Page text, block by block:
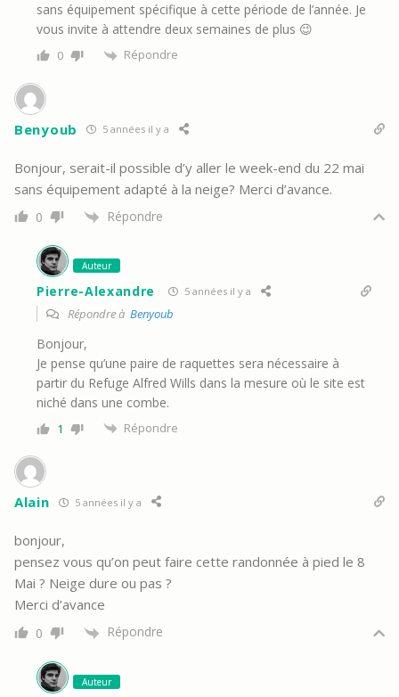
sans équipement spécifique à cette période de l’année. Je
vous invite à attendre deux semaines de plus 😉
0 Répondre
Benyoub 5 années il y a
Bonjour, serait-il possible d’y aller le week-end du 22 mai
sans équipement adapté à la neige? Merci d’avance.
0 Répondre
Auteur
Pierre-Alexandre 5 années il y a
Répondre à Benyoub
Bonjour,
Je pense qu’une paire de raquettes sera nécessaire à
partir du Refuge Alfred Wills dans la mesure où le site est
niché dans une combe.
1 Répondre
Alain 5 années il y a
bonjour,
pensez vous qu’on peut faire cette randonnée à pied le 8
Mai ? Neige dure ou pas ?
Merci d’avance
0 Répondre
Auteur